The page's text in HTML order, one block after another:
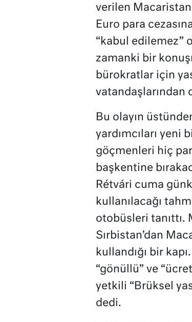
verilen
Euro para
“kabul edilemez”
zamanki bir
bürokratlar için
vatandaşlarından
Bu olayın
yardımcıları yeni
göçmenleri hiç
başkentine
Rétvári cuma
kullanılacağı
otobüsleri tanıttı.
Sırbistan’dan
kullandığı bir
“gönüllü” ve
yetkili “Brüksel
dedi.